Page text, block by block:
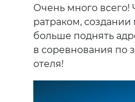
Очень много
ратраком,
больше поднять
в соревнования по
отеля!